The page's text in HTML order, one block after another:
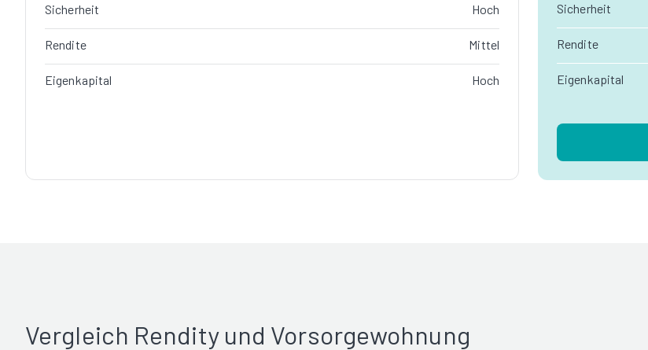
Sicherheit Hoch
Rendite Mittel
Eigenkapital Hoch
Sicherheit
Rendite
Eigenkapital
Vergleich Rendity und Vorsorgewohnung